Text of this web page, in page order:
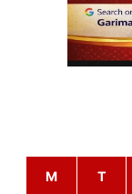
M
T